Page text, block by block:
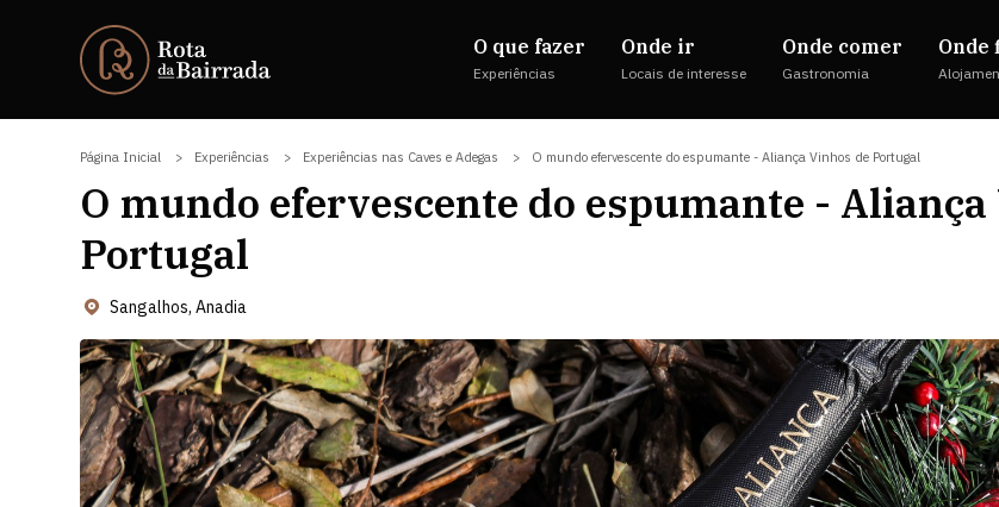
O que fazer
Experiências
Onde ir
Locais de interesse
Onde comer
Gastronomia
Onde
Página Inicial Experiências Experiências nas Caves e Adegas O mundo efervescente do espumante - Aliança Vinhos de Portugal
O mundo efervescente do espumante - Aliança
Portugal
Sangalhos, Anadia